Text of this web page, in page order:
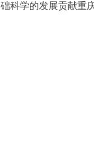
础科学的发展贡献重